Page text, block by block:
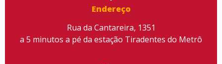
Endereço
Rua da Cantareira, 1351
a 5 minutos a pé da estação Tiradentes do Metrô
conteúdo, melhorar o seu desempenho e proporcionar mais
segurança à sua navegação. Para saber mais, consulte nossa
Política de Privacidade
Aceitar cookies